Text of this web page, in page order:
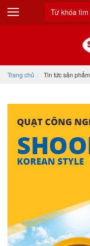
Trang chủ Tin tức sản phẩm